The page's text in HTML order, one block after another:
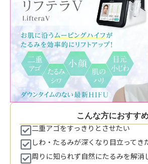
こんな方におすす
二重アゴをすっきりとさせたい
しわ・たるみが深くなり目立ってき
周りに知られず自然にたるみを解消